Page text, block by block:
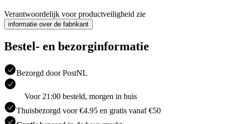
Verantwoordelijk voor productveiligheid zie
informatie over de fabrikant
Bestel- en bezorginformatie
Bezorgd door PostNL
Voor 21:00 besteld, morgen in huis
Thuisbezorgd voor €4.95 en gratis vanaf €50